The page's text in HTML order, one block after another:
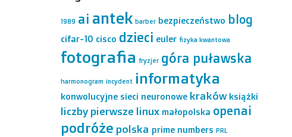
1989 ai antek barber bezpieczeństwo blog
cifar-10 cisco dzieci euler fizyka kwantowa
fotografia fryzjer góra puławska
harmonogram incydent informatyka
konwolucyjne sieci neuronowe kraków książki
liczby pierwsze linux małopolska openai
podróże polska prime numbers PRL